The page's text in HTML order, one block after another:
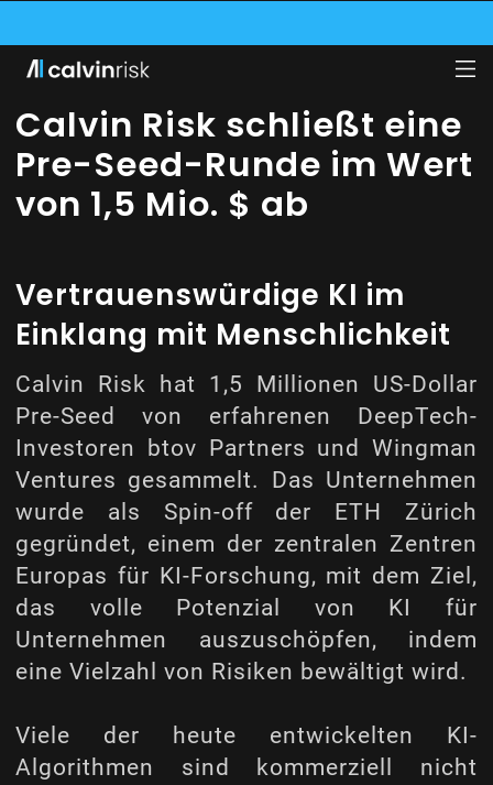
Calvin Risk schließt eine
Pre-Seed-Runde im Wert
von 1,5 Mio. $ ab
Vertrauenswürdige KI im
Einklang mit Menschlichkeit
Calvin Risk hat 1,5 Millionen US-Dollar
Pre-Seed von erfahrenen DeepTech-
Investoren btov Partners und Wingman
Ventures gesammelt. Das Unternehmen
wurde als Spin-off der ETH Zürich
gegründet, einem der zentralen Zentren
Europas für KI-Forschung, mit dem Ziel,
das volle Potenzial von KI für
Unternehmen auszuschöpfen, indem
eine Vielzahl von Risiken bewältigt wird.
Viele der heute entwickelten KI-
Algorithmen sind kommerziell nicht